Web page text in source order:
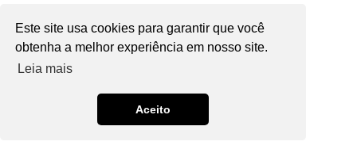
Este site usa cookies para garantir que você
obtenha a melhor experiência em nosso site.
Leia mais
Aceito